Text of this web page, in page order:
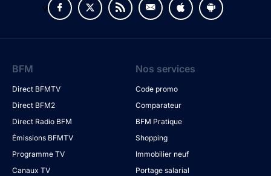
v
BFM
Direct BFMTV
Direct BFM2
Direct Radio BFM
Émissions BFMTV
Programme TV
Canaux TV
Nos services
Code promo
Comparateur
BFM Pratique
Shopping
Immobilier neuf
Portage salarial